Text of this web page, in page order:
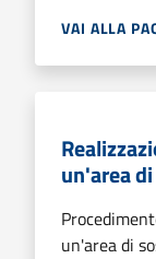
VAI ALLA
un'area
un'area di